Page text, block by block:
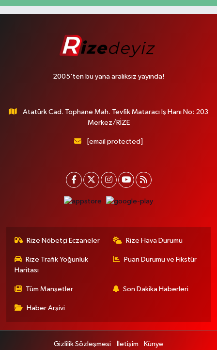
2005'ten bu yana aralıksız yayında!
Atatürk Cad. Tophane Mah. Tevfik Mataracı İş Hanı No: 203
Merkez/RİZE
[email protected]
Rize Nöbetçi Eczaneler Rize Hava Durumu
Rize Trafik Yoğunluk
Haritası
Puan Durumu ve Fikstür
Tüm Manşetler Son Dakika Haberleri
Haber Arşivi
Gizlilik Sözleşmesi İletişim Künye